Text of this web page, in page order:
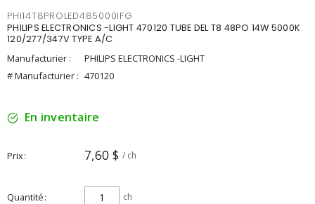
PHI14T8PROLED485000IFG
PHILIPS ELECTRONICS -LIGHT 470120 TUBE DEL T8 48PO 14W 5000K
120/277/347V TYPE A/C
Manufacturier :
PHILIPS ELECTRONICS -LIGHT
# Manufacturier : 470120
En inventaire
Prix 7,60 $ / ch
Quantité ch